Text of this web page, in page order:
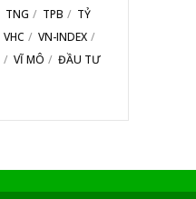
TNG TPB
TỶ
VHC
VN-INDEX
VĨ MÔ
ĐẦU TƯ